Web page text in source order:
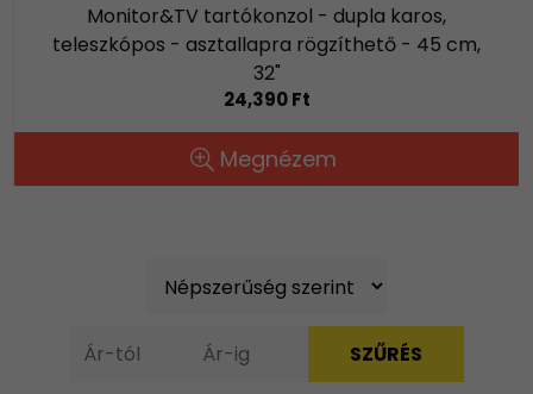
Monitor&TV tartókonzol - dupla karos,
teleszkópos - asztallapra rögzíthető - 45 cm,
32"
24,390 Ft
Megnézem